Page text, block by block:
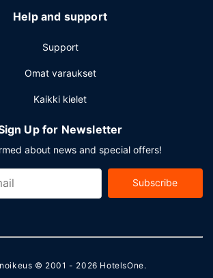
Help and support
Support
Omat varaukset
Kaikki kielet
Up for Newsletter
about news and special offers!
Subscribe
© 2001 - 2026 HotelsOne.